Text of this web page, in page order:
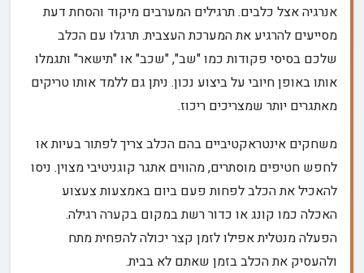
אנרגיה אצל כלבים. תרגילים המערבים מיקוד והסחת דעת
מסייעים להרגיע את המערכת העצבית. תרגלו עם הכלב
שלכם בסיסי פקודות כמו "שב", "שכב" או "תישאר" ותגמלו
אותו באופן חיובי על ביצוע נכון. ניתן גם ללמד אותו טריקים
מאתגרים יותר שמצריכים ריכוז.
משחקים אינטראקטיביים בהם הכלב צריך לפתור בעיות או
לחפש חטיפים מוסתרים, מהווים אתגר קוגניטיבי מצוין. ניסו
להאכיל את הכלב לפחות פעם ביום באמצעות צעצוע
האכלה כמו קונג או כדור רשת במקום בקערה רגילה.
הפעלה מנטלית אפילו לזמן קצר יכולה להפחית מתח
ולהעסיק את הכלב בזמן שאתם לא בבית.